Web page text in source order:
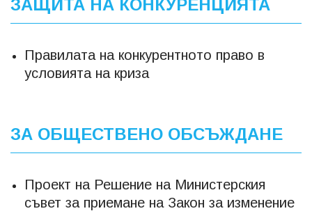
ЗАЩИТА НА КОНКУРЕНЦИЯТА
Правилата на конкурентното право в
условията на криза
ЗА ОБЩЕСТВЕНО ОБСЪЖДАНЕ
Проект на Решение на Министерския
съвет за приемане на Закон за изменение